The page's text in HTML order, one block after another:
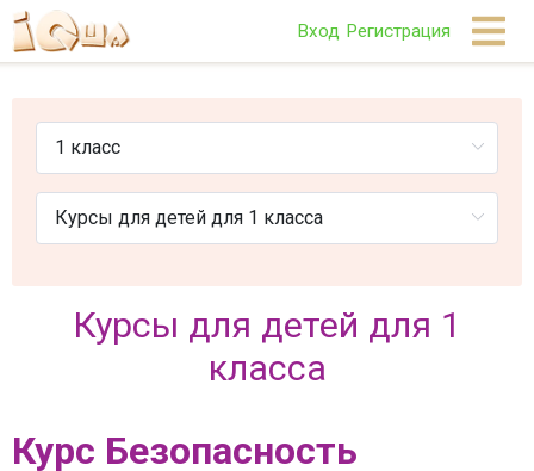
Вход Регистрация
Курсы для детей для 1
класса
Курс Безопасность